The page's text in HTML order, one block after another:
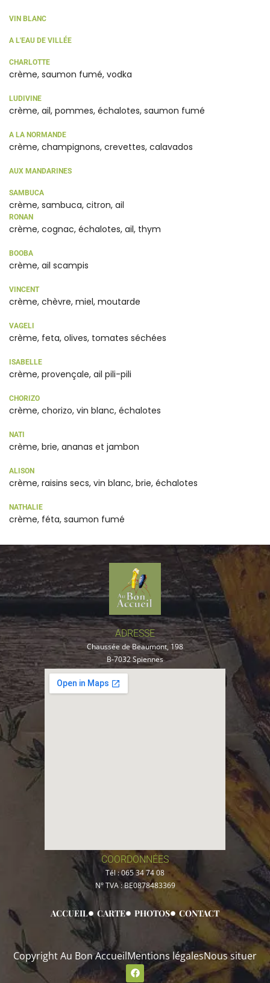
VIN BLANC
A L'EAU DE VILLÉE
CHARLOTTE
crème, saumon fumé, vodka
LUDIVINE
crème, ail, pommes, échalotes, saumon fumé
A LA NORMANDE
crème, champignons, crevettes, calavados
AUX MANDARINES
SAMBUCA
crème, sambuca, citron, ail
RONAN
crème, cognac, échalotes, ail, thym
BOOBA
crème, ail scampis
VINCENT
crème, chèvre, miel, moutarde
VAGELI
crème, feta, olives, tomates séchées
ISABELLE
crème, provençale, ail pili-pili
CHORIZO
crème, chorizo, vin blanc, échalotes
NATI
crème, brie, ananas et jambon
ALISON
crème, raisins secs, vin blanc, brie, échalotes
NATHALIE
crème, féta, saumon fumé
ADRESSE
Chaussée de Beaumont, 198
B-7032 Spiennes
COORDONNÉES
Tél :065 34 74 08
N° TVA :BE0878483369
ACCUEIL CARTE PHOTOS CONTACT
Copyright Au Bon AccueilMentions légalesNous situer